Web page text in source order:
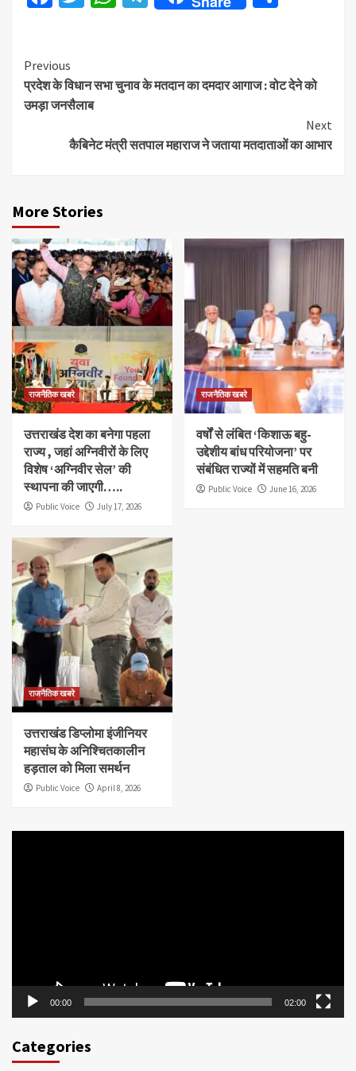
Continue
Reading
Previous
प्रदेश के विधान सभा चुनाव के मतदान का दमदार आगाज : वोट देने को
उमड़ा जनसैलाब
Next
कैबिनेट मंत्री सतपाल महाराज ने जताया मतदाताओं का आभार
More Stories
राजनैतिक खबरे
उत्तराखंड देश का बनेगा पहला
राज्य , जहां अग्निवीरों के लिए
विशेष ‘अग्निवीर सेल’ की
स्थापना की जाएगी…..
Public Voice July 17, 2026
राजनैतिक खबरे
वर्षों से लंबित ‘किशाऊ बहु-
उद्देशीय बांध परियोजना’ पर
संबंधित राज्यों में सहमति बनी
Public Voice June 16, 2026
राजनैतिक खबरे
उत्तराखंड डिप्लोमा इंजीनियर
महासंघ के अनिश्चितकालीन
हड़ताल को मिला समर्थन
Public Voice April 8, 2026
00:00 02:00
Categories